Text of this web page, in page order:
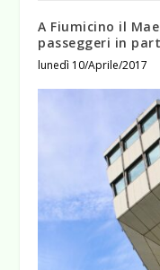
A Fiumicino il
passeggeri in
lunedì 10/Aprile/2017